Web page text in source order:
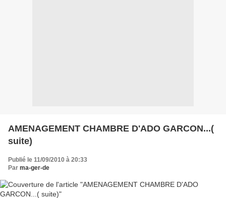
AMENAGEMENT CHAMBRE D'ADO GARCON...(
suite)
Publié le 11/09/2010 à 20:33
Par ma-ger-de